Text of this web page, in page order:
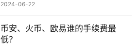
2024-06-22
币安、火币、欧易谁的手续费最
低？